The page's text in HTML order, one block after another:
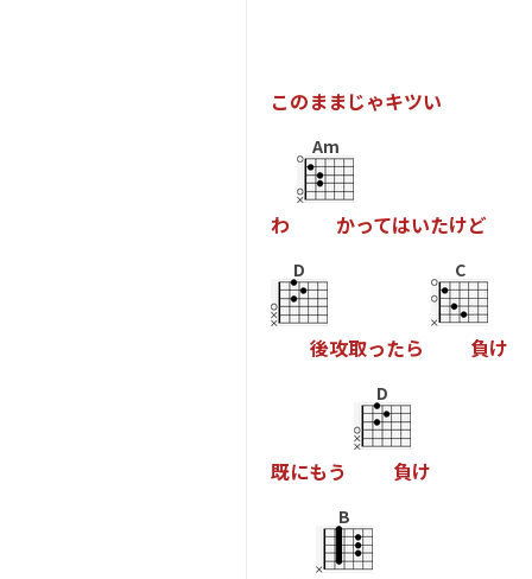
このままじゃキツい
わ
Am
かってはいたけど
D
後攻取ったら
C
負け
既にもう
D
負け
B